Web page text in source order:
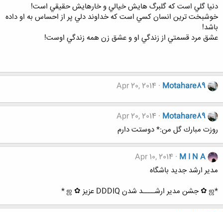
دنيا گلي است كه گلبرگ هايش خيالي و خارهايش حقيقي است!
خوشبخت ترين انسان كسي است كه خداوند دلي پر از احساس به او داده
باشد!
عشق مرد قسمتي از زندگي او و عشق زن همه زندگي اوست!
Motahare89
Apr 20, 2014
Motahare89
Apr 20, 2014
روزت مبارك گل من:* دوستت دارم
M I N A
Apr 10, 2014
مدیر ارشد جدید باشگاه
*ஜ ✿ جشن مدیر ارشــــد شدن DDDIQ عزیز ✿ ஜ *